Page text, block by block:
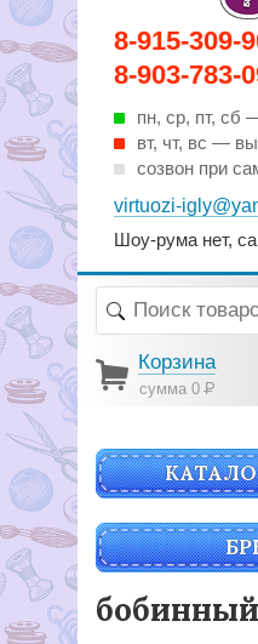
8-915-309-
8-903-783-
пн, ср, пт, cб
вт, чт, вс —
созвон при
virtuozi-
Шоу-рума нет,
Вирутозы
шитья и
Корзина
сумма 0Р